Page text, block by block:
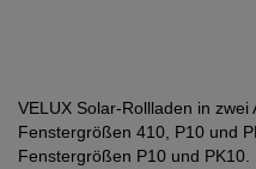
VELUX Solar-Rollladen in zwei
Fenstergrößen 410, P10 und
Fenstergrößen P10 und